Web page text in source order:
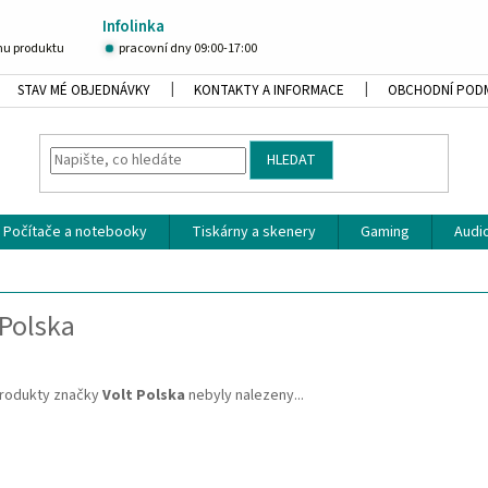
Infolinka
produktu pracovní dny 09:00-17:00
STAV MÉ OBJEDNÁVKY KONTAKTY A INFORMACE OBCHODNÍ
HLEDAT
Počítače a notebooky Tiskárny a skenery Gaming
značkyVolt Polska nebyly nalezeny...